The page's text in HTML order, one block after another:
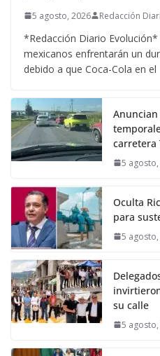
5 agosto, 2026 Redacción
*Redacción Diario
mexicanos enfrentarán un
debido a que Coca-Cola en el
Anuncian
carretera
5
Oculta
para
5
su calle
5